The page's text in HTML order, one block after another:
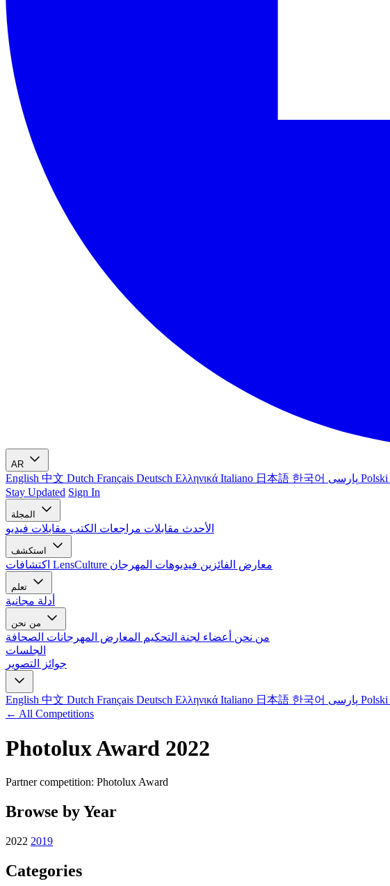
AR
English 中文 Dutch Français Deutsch Ελληνικά Italiano 日本語 한국어 Polski
Stay Updated Sign In
المجلة
الأحدث مقابلات مراجعات الكتب مقابلات فيديو
استكشف
اكتشافات LensCulture معارض الفائزين فيديوهات المهرجان
تعلم
أدلة مجانية
من نحن
من نحن أعضاء لجنة التحكيم المعارض المهرجانات الصحافة
الجلسات
جوائز التصوير
English 中文 Dutch Français Deutsch Ελληνικά Italiano 日本語 한국어 Polski
← All Competitions
Photolux Award 2022
Partner competition: Photolux Award
Browse by Year
2022 2019
Categories